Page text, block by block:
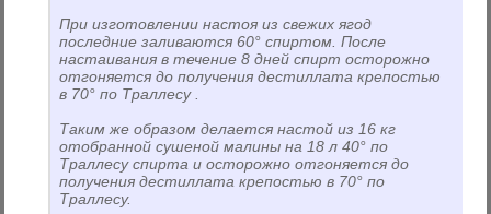
При изготовлении настоя из свежих ягод
последние заливаются 60° спиртом. После
настаивания в течение 8 дней спирт осторожно
отгоняется до получения дестиллата крепостью
в 70° по Траллесу .
Таким же образом делается настой из 16 кг
отобранной сушеной малины на 18 л 40° по
Траллесу спирта и осторожно отгоняется до
получения дестиллата крепостью в 70° по
Траллесу.